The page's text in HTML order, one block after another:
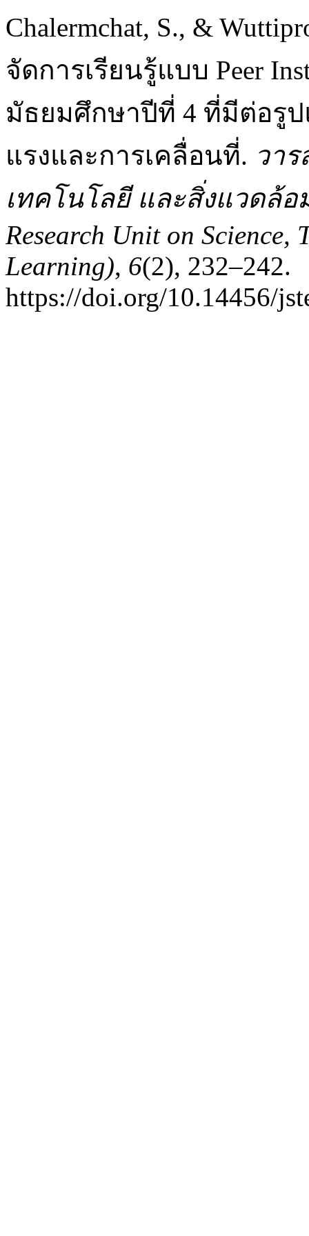
Chalermchat, S., &
จัดการเรียนรู้แบบ Peer
มัธยมศึกษาปีที่ 4 ที่มีต่อรูป
แรงและการเคลื่อนที่. วา
เทคโนโลยี และสิ่งแวดล้อ
Research Unit on Science,
Learning), 6(2), 232–242.
https://doi.org/10.14456/